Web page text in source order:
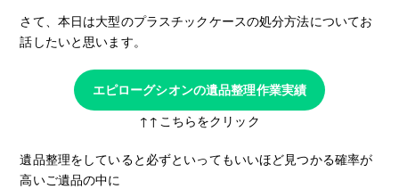
さて、本日は大型のプラスチックケースの処分方法についてお
話したいと思います。
エピローグシオンの遺品整理作業実績
↑↑こちらをクリック
遺品整理をしていると必ずといってもいいほど見つかる確率が
高いご遺品の中に